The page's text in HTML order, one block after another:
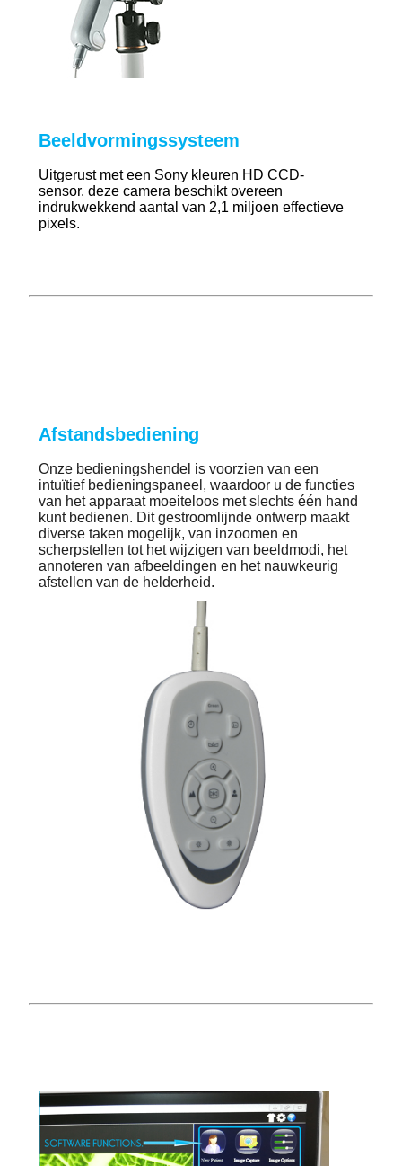
Beeldvormingssysteem
Uitgerust met een Sony kleuren HD CCD-
sensor. deze camera beschikt overeen
indrukwekkend aantal van 2,1 miljoen effectieve
pixels.
Afstandsbediening
Onze bedieningshendel is voorzien van een
intuïtief bedieningspaneel, waardoor u de functies
van het apparaat moeiteloos met slechts één hand
kunt bedienen. Dit gestroomlijnde ontwerp maakt
diverse taken mogelijk, van inzoomen en
scherpstellen tot het wijzigen van beeldmodi, het
annoteren van afbeeldingen en het nauwkeurig
afstellen van de helderheid.